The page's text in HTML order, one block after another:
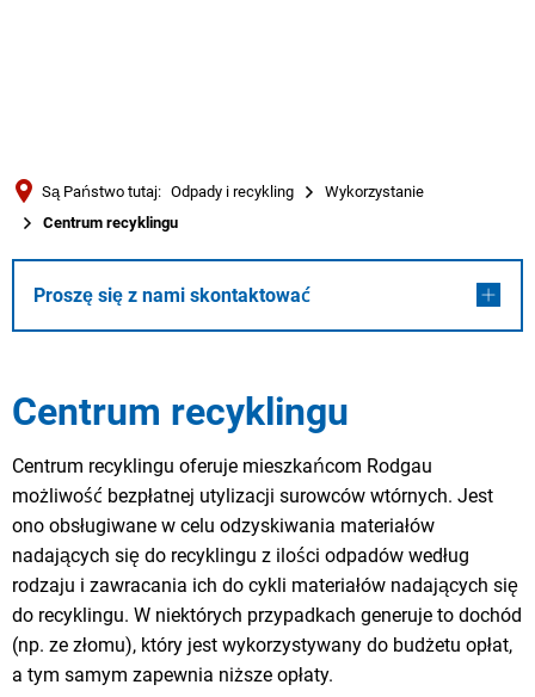
Português
Deutsch
Są Państwo tutaj: Odpady i recykling
Wykorzystanie
Centrum recyklingu
Proszę się z nami skontaktować
Centrum recyklingu
Centrum recyklingu oferuje mieszkańcom Rodgau
możliwość bezpłatnej utylizacji surowców wtórnych. Jest
ono obsługiwane w celu odzyskiwania materiałów
nadających się do recyklingu z ilości odpadów według
rodzaju i zawracania ich do cykli materiałów nadających się
do recyklingu. W niektórych przypadkach generuje to dochód
(np. ze złomu), który jest wykorzystywany do budżetu opłat,
a tym samym zapewnia niższe opłaty.